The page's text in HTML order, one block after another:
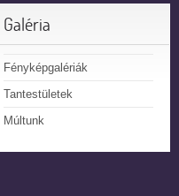
Galéria
Fényképgalériák
Tantestületek
Múltunk